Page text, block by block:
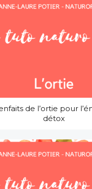
de l’ortie pour
détox